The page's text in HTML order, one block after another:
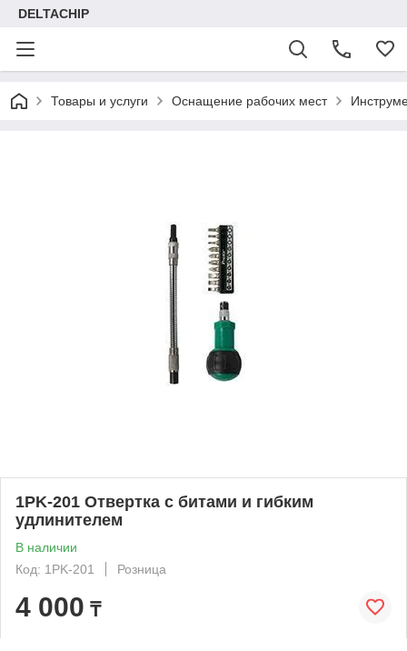
DELTACHIP
Товары и услуги Оснащение рабочих мест
1PK-201 Отвертка с битами и гибким
удлинителем
В наличии
Код: 1PK-201
Розница
4 000 ₸